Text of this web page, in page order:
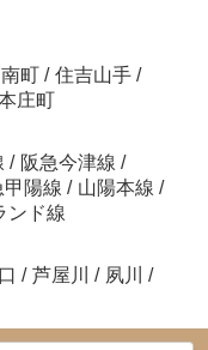
町 / 住吉山手 /
庄町
/ 阪急今津線 /
甲陽線 / 山陽本線 /
ンド線
/ 芦屋川 / 夙川 /